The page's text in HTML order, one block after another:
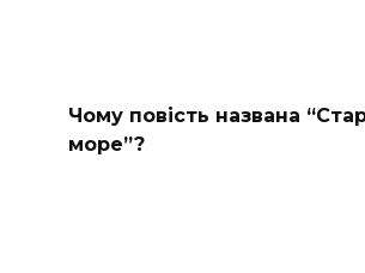
Чому повість названа
море”?